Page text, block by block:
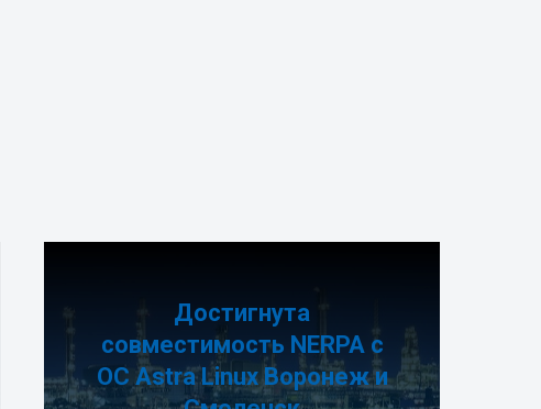
Достигнута
совместимость NERPA с
ОС Astra Linux Воронеж и